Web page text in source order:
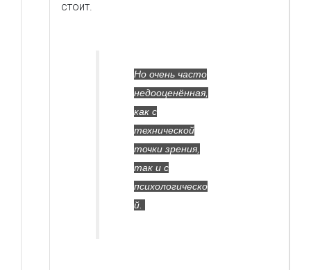
стоит.
Но очень часто
недооценённая,
как с
технической
точки зрения,
так и с
психологическо
й.